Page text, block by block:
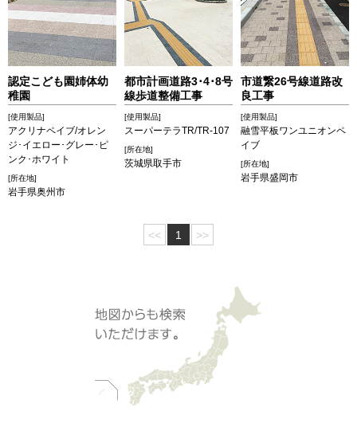
認定こども園姉体幼
稚園
[使用製品]
アクリナペイブ/オレン
ジ･イエロー･グレー･ピ
ンク･ホワイト
[所在地]
岩手県奥州市
都市計画道路3･4･8号
線歩道整備工事
[使用製品]
スーパーテラTR/TR-107
[所在地]
茨城県取手市
市道繋26号線道路改
良工事
[使用製品]
融雪平板ワンユニオンペ
イブ
[所在地]
岩手県盛岡市
<< 1 >>